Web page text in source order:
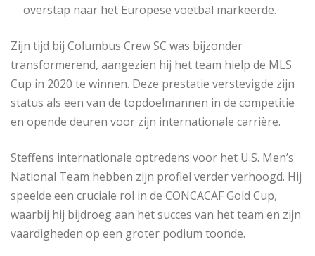
overstap naar het Europese voetbal markeerde.
Zijn tijd bij Columbus Crew SC was bijzonder
transformerend, aangezien hij het team hielp de MLS
Cup in 2020 te winnen. Deze prestatie verstevigde zijn
status als een van de topdoelmannen in de competitie
en opende deuren voor zijn internationale carrière.
Steffens internationale optredens voor het U.S. Men’s
National Team hebben zijn profiel verder verhoogd. Hij
speelde een cruciale rol in de CONCACAF Gold Cup,
waarbij hij bijdroeg aan het succes van het team en zijn
vaardigheden op een groter podium toonde.